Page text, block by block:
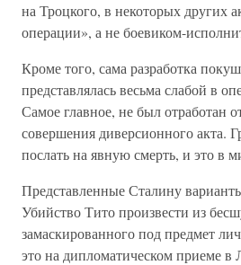
на Троцкого, в некоторых других
операции», а не боевиком-
Кроме того, сама разработка
представлялась весьма слабой в
Самое главное, не был отработан
совершения диверсионного акта.
послать на явную смерть, и это в
Представленные Сталину
Убийство Тито произвести из
замаскированного под предмет
это на дипломатическом приеме в